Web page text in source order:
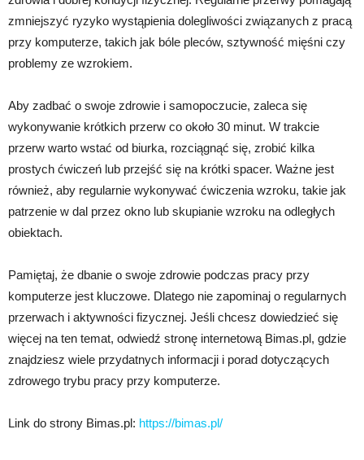
zmniejszyć ryzyko wystąpienia dolegliwości związanych z pracą
przy komputerze, takich jak bóle pleców, sztywność mięśni czy
problemy ze wzrokiem.
Aby zadbać o swoje zdrowie i samopoczucie, zaleca się
wykonywanie krótkich przerw co około 30 minut. W trakcie
przerw warto wstać od biurka, rozciągnąć się, zrobić kilka
prostych ćwiczeń lub przejść się na krótki spacer. Ważne jest
również, aby regularnie wykonywać ćwiczenia wzroku, takie jak
patrzenie w dal przez okno lub skupianie wzroku na odległych
obiektach.
Pamiętaj, że dbanie o swoje zdrowie podczas pracy przy
komputerze jest kluczowe. Dlatego nie zapominaj o regularnych
przerwach i aktywności fizycznej. Jeśli chcesz dowiedzieć się
więcej na ten temat, odwiedź stronę internetową Bimas.pl, gdzie
znajdziesz wiele przydatnych informacji i porad dotyczących
zdrowego trybu pracy przy komputerze.
Link do strony Bimas.pl: https://bimas.pl/